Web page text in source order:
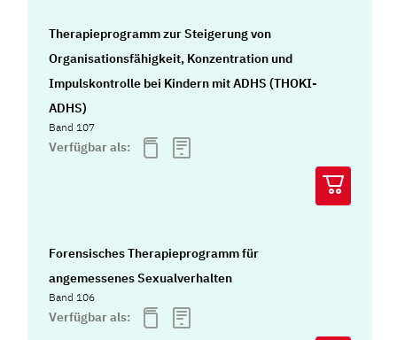
Therapieprogramm zur Steigerung von
Organisationsfähigkeit, Konzentration und
Impulskontrolle bei Kindern mit ADHS (THOKI-
ADHS)
Band 107
Verfügbar als:
Forensisches Therapieprogramm für
angemessenes Sexualverhalten
Band 106
Verfügbar als: